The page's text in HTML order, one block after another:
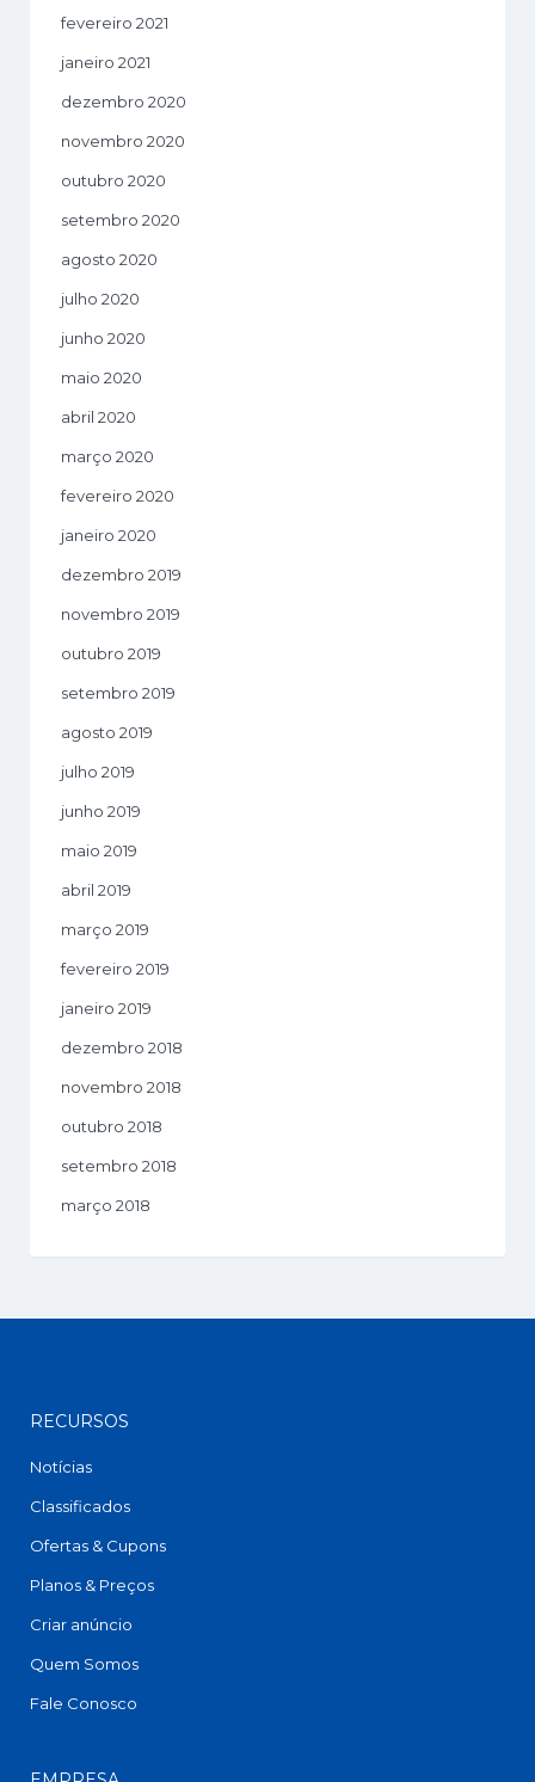
fevereiro 2021
janeiro 2021
dezembro 2020
novembro 2020
outubro 2020
setembro 2020
agosto 2020
julho 2020
junho 2020
maio 2020
abril 2020
março 2020
fevereiro 2020
janeiro 2020
dezembro 2019
novembro 2019
outubro 2019
setembro 2019
agosto 2019
julho 2019
junho 2019
maio 2019
abril 2019
março 2019
fevereiro 2019
janeiro 2019
dezembro 2018
novembro 2018
outubro 2018
setembro 2018
março 2018
RECURSOS
Notícias
Classificados
Ofertas & Cupons
Planos & Preços
Criar anúncio
Quem Somos
Fale Conosco